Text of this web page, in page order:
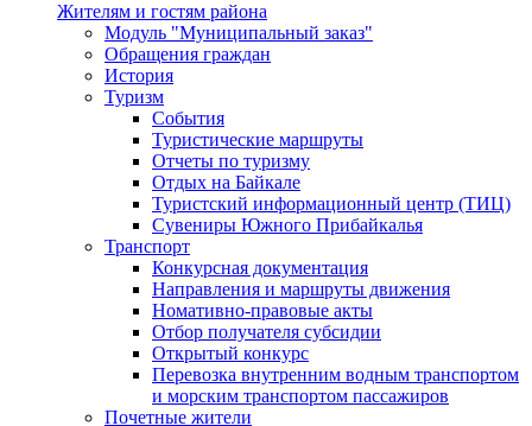
Жителям и гостям района
Модуль "Муниципальный заказ"
Обращения граждан
История
Туризм
События
Туристические маршруты
Отчеты по туризму
Отдых на Байкале
Туристский информационный центр (ТИЦ)
Сувениры Южного Прибайкалья
Транспорт
Конкурсная документация
Направления и маршруты движения
Номативно-правовые акты
Отбор получателя субсидии
Открытый конкурс
Перевозка внутренним водным транспортом
и морским транспортом пассажиров
Почетные жители